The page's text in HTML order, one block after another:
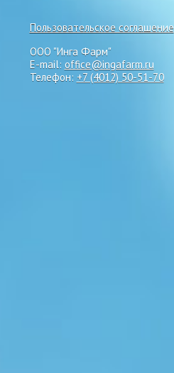
Пользовательское соглашение
ООО "Инга Фарм"
E-mail: office@ingafarm.ru
Телефон: +7 (4012) 50-51-70